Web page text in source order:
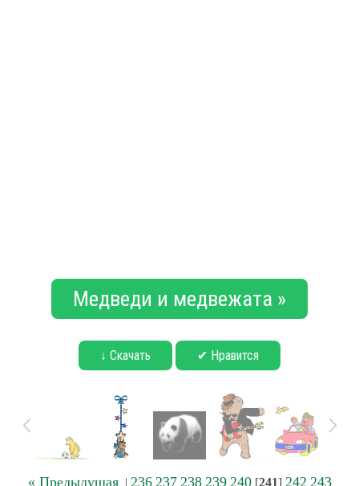
Медведи и медвежата »
↓ Скачать ✔ Нравится
« Предыдущая| 236 237 238 239 240[241] 242 243